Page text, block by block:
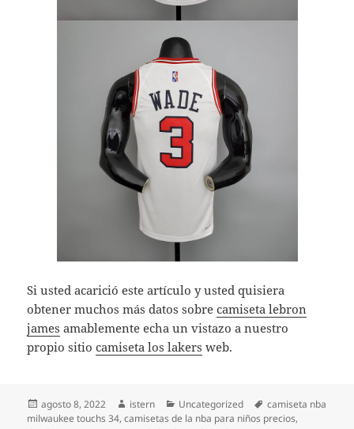
Si usted acarició este artículo y usted quisiera
obtener muchos más datos sobrecamiseta lebron
james amablemente echa un vistazo a nuestro
propio sitiocamiseta los lakers web.
Publicado
el
agosto 8, 2022 Autor
istern Categorías
Uncategorized Etiquetas
camiseta nba
milwaukee touchs 34,camisetas de la nba para niños precios,